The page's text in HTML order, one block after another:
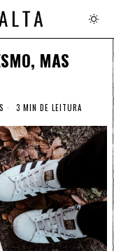
MAS
3 MIN DE LEITURA